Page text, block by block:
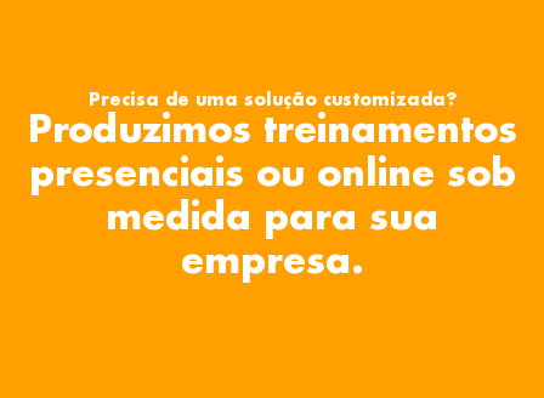
Precisa de uma solução customizada?
Produzimos treinamentos
presenciais ou online sob
medida para sua
empresa.